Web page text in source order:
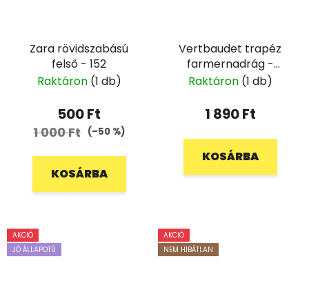
Zara rövidszabású
felső - 152
Raktáron (1 db)
500 Ft
1 000 Ft (–50 %)
KOSÁRBA
Vertbaudet trapéz
farmernadrág -
110/116
Raktáron (1 db)
1 890 Ft
KOSÁRBA
AKCIÓ
JÓ ÁLLAPOTÚ
AKCIÓ
NEM HIBÁTLAN